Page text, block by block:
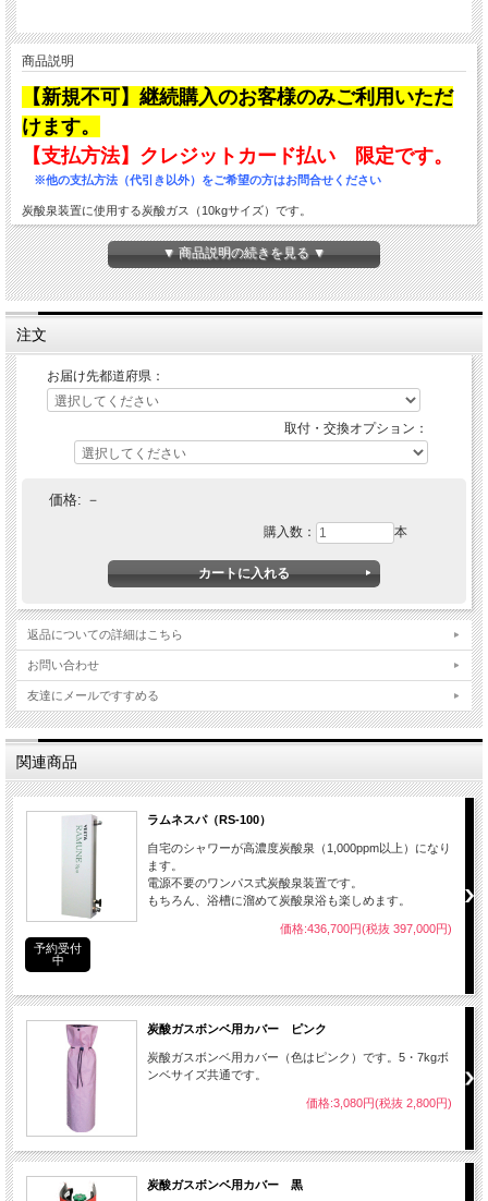
商品説明
【新規不可】継続購入のお客様のみご利用いただ
けます。
【支払方法】クレジットカード払い 限定です。
※他の支払方法（代引き以外）をご希望の方はお問合せください
炭酸泉装置に使用する炭酸ガス（10kgサイズ）です。
沖縄県は配送対象外です。
●ガスボンベはレンタルとなります。必ず返却が必要となりますのでご了承下さ
い。
ボンベの貸出は最長6ヶ月となっております。期限が過ぎましたら速やかなご返却
もしくは次の注文をお願い致します。
購入の際には以下の点について選択ください。
１．お届け先都道府県
お届け先の都道府県をお選びください。（除く沖縄県）
取付・交換オプション （OPあり、なし）
配送先が【東京都、大阪府】の場合、取付・交換オプション（追加料金550円）を
お選びいただけます。
限定的なサービスではありますが、ボンベの取付交換に不安を感じるお客様はご利
※上記以外の地域へはボンベのみの配送となりますので、お客様ご自身での取付・
願いいたします。
※配送業者の都合で日時指定はできませんのでご了承ください。
※納品日に受け取りが出来ず再配達になりますと、再配達料（税込2,200円）を追
※業者が空ボンベを引取りに伺いますので、
にご記入下さい。
▼ 商品説明の続きを見る ▼
注文
お届け先都道府県：
取付・交換オプション：
価格: －
購入数： 本
返品についての詳細はこちら
お問い合わせ
友達にメールですすめる
関連商品
ラムネスパ（RS-100）
自宅のシャワーが高濃度炭酸泉（1,000ppm以上）になり
ます。
電源不要のワンパス式炭酸泉装置です。
もちろん、浴槽に溜めて炭酸泉浴も楽しめます。
価格:436,700円(税抜 397,000円)
予約受付
中
炭酸ガスボンベ用カバー ピンク
炭酸ガスボンベ用カバー（色はピンク）です。5・7kgボ
ンベサイズ共通です。
価格:3,080円(税抜 2,800円)
炭酸ガスボンベ用カバー 黒